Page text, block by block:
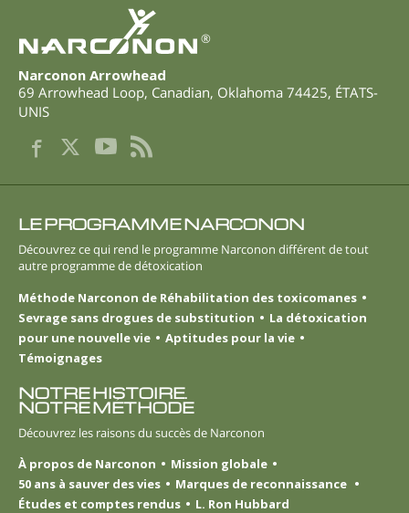
®
Narconon Arrowhead
69 Arrowhead Loop, Canadian, Oklahoma 74425, ÉTATS-
UNIS
LE PROGRAMME NARCONON
Découvrez ce qui rend le programme Narconon différent de tout
autre programme de détoxication
Méthode Narconon de Réhabilitation des toxicomanes
Sevrage sans drogues de substitution
La détoxication
pour une nouvelle vie
Aptitudes pour la vie
Témoignages
NOTRE HISTOIRE.
NOTRE MÉTHODE
Découvrez les raisons du succès de Narconon
À propos de Narconon
Mission globale
50 ans à sauver des vies
Marques de reconnaissance
Études et comptes rendus
L. Ron Hubbard